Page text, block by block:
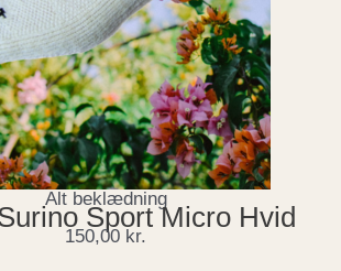
Alt beklædning
Sport Micro Hvid
150,00 kr.